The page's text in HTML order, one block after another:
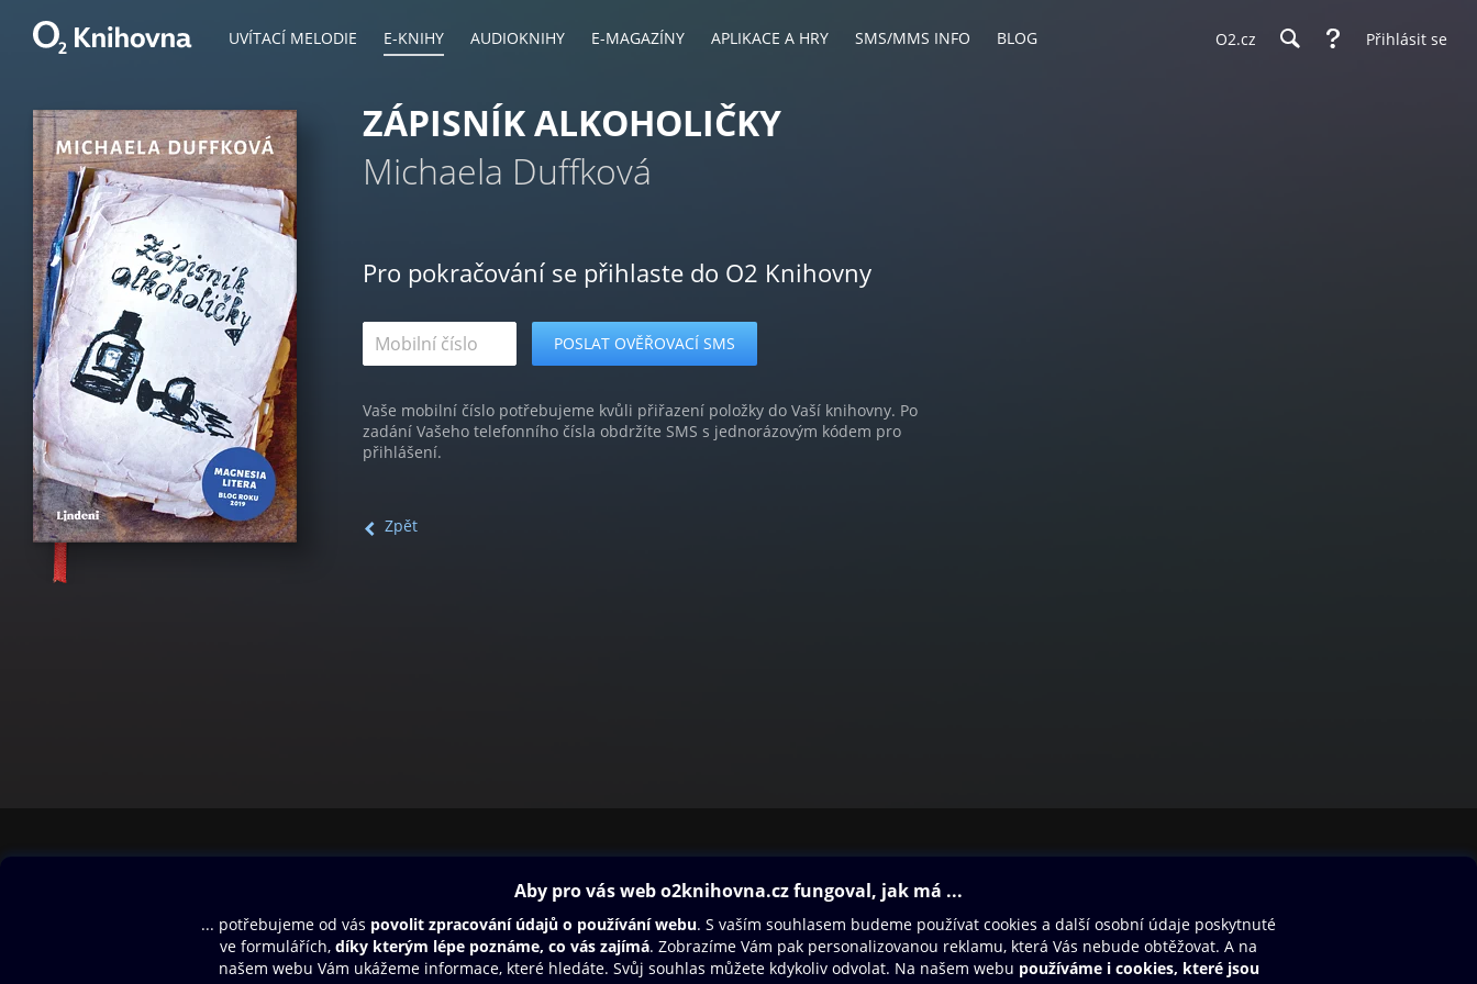
UVÍTACÍ MELODIE E-KNIHY AUDIOKNIHY E-MAGAZÍNY APLIKACE A HRY SMS/MMS INFO BLOG O2.cz Přihlásit se
ZÁPISNÍK ALKOHOLIČKY
Michaela Duffková
Pro pokračování se přihlaste do O2 Knihovny
Vaše mobilní číslo potřebujeme kvůli přiřazení položky do Vaší knihovny. Po
zadání Vašeho telefonního čísla obdržíte SMS s jednorázovým kódem pro
přihlášení.
Zpět
Aplikace a hry
SMS/MMS Info
Blog
Dárkový poukaz
Nápověda
Oneplay Originály
Sport